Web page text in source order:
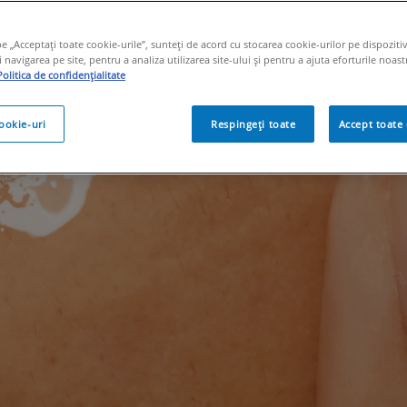
mai bune demachiante
a pielii pentru un aspect
„Acceptați toate cookie-urile”, sunteți de acord cu stocarea cookie-urilor pe
pe site, pentru a analiza utilizarea site-ului și pentru a ajuta eforturile
de confidențialitate
uri Respingeți toate Accept